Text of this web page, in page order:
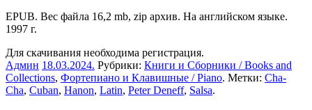
EPUB. Вес файла 16,2 mb, zip архив. На английском языке.
1997 г.
Для скачивания необходима регистрация.
Админ 18.03.2024. Рубрики: Книги и Сборники / Books and
Collections, Фортепиано и Клавишные / Piano. Метки: Cha-
Cha, Cuban, Hanon, Latin, Peter Deneff, Salsa.